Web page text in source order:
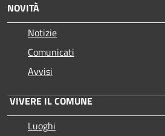
NOVITÀ
Notizie
Comunicati
Avvisi
VIVERE IL COMUNE
Luoghi